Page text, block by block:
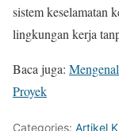
sistem keselamatan
lingkungan kerja
Baca juga:
Proyek
Categories: Artikel